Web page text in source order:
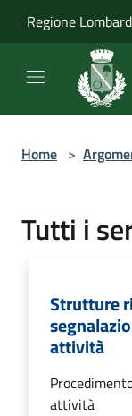
Regione
Home >
Tutti i
Strutture
attività
attività